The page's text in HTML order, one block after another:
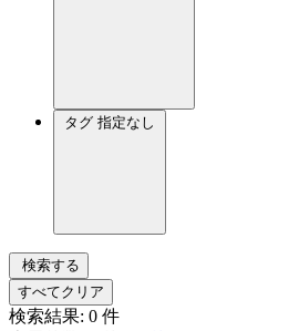
タグ 指定なし
検索する
すべてクリア
検索結果: 0 件